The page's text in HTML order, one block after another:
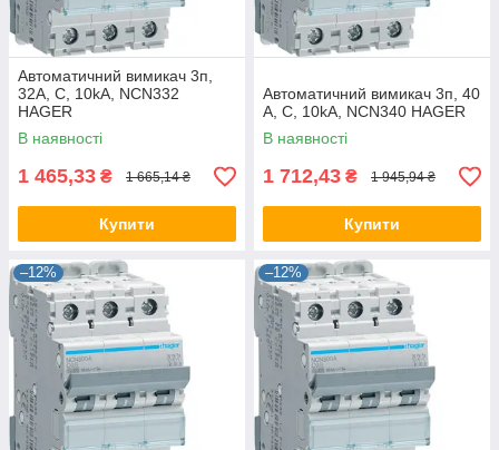
Автоматичний вимикач 3п,
32А, C, 10kA, NCN332
HAGER
В наявності
1 465,33 ₴ 1 665,14 ₴
Купити
Автоматичний вимикач 3п, 40
А, C, 10kA, NCN340 HAGER
В наявності
1 712,43 ₴ 1 945,94 ₴
Купити
–12% –12%